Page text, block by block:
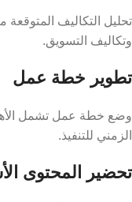
تحليل التكاليف
وتكاليف التسويق.
تطوير خطة عمل
وضع خطة عمل تشمل
الزمني للتنفيذ.
تحضير المحتوى